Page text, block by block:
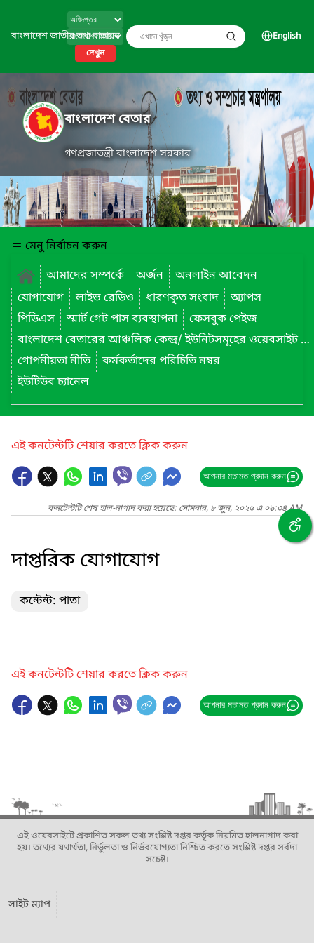
বাংলাদেশ জাতীয় তথ্য বাতায়ন
দেখুন
English
বাংলাদেশ বেতার
গণপ্রজাতন্ত্রী বাংলাদেশ সরকার
মেনু নির্বাচন করুন
আমাদের সম্পর্কে
অর্জন
অনলাইন আবেদন
যোগাযোগ
লাইভ রেডিও ধারণকৃত সংবাদ
অ্যাপস
পিডিএস
স্মার্ট গেট পাস ব্যবস্থাপনা
ফেসবুক পেইজ
বাংলাদেশ বেতারের আঞ্চলিক কেন্দ্র/ ইউনিটসমূহের ওয়েবসাইট লিংক
গোপনীয়তা নীতি
কর্মকর্তাদের পরিচিতি নম্বর
ইউটিউব চ্যানেল
এই কনটেন্টটি শেয়ার করতে ক্লিক করুন
আপনার মতামত প্রদান করুন
কনটেন্টটি শেষ হাল-নাগাদ করা হয়েছে: সোমবার, ৮ জুন, ২০২৬ এ ০৯:৩৪ AM
দাপ্তরিক যোগাযোগ
কন্টেন্ট: পাতা
এই কনটেন্টটি শেয়ার করতে ক্লিক করুন
আপনার মতামত প্রদান করুন
এই ওয়েবসাইটে প্রকাশিত সকল তথ্য সংশ্লিষ্ট দপ্তর কর্তৃক নিয়মিত হালনাগাদ করা
হয়। তথ্যের যথার্থতা, নির্ভুলতা ও নির্ভরযোগ্যতা নিশ্চিত করতে সংশ্লিষ্ট দপ্তর সর্বদা
সচেষ্ট।
সাইট ম্যাপ